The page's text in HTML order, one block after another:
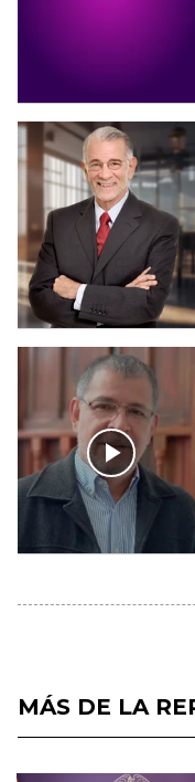
MÁS DE LA